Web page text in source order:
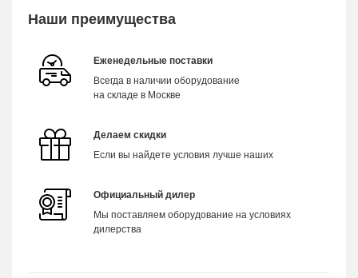
Наши преимущества
Еженедельные поставки
Всегда в наличии оборудование
на складе в Москве
Делаем скидки
Если вы найдете условия лучше наших
Официальный дилер
Мы поставляем оборудование на условиях
дилерства